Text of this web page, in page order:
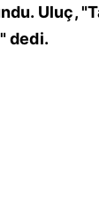
Uluç,
dedi.